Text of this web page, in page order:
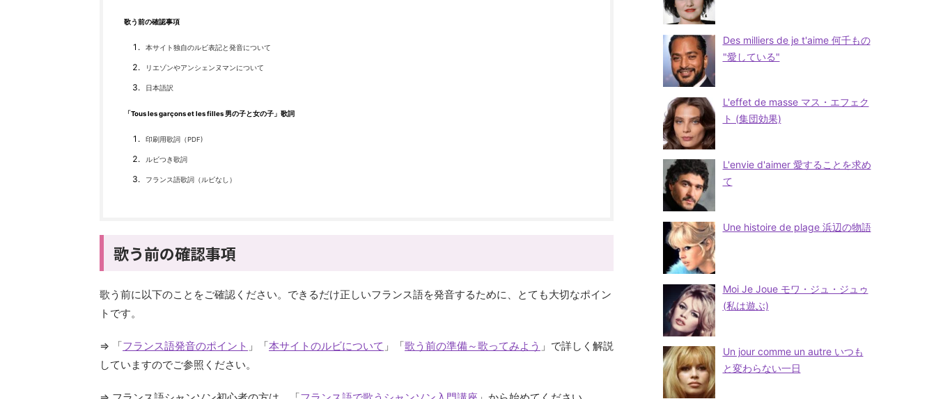
歌う前の確認事項
本サイト独自のルビ表記と発音について
リエゾンやアンシェンヌマンについて
日本語訳
「Tous les garçons et les filles 男の子と女の子」歌詞
印刷用歌詞（PDF)
ルビつき歌詞
フランス語歌詞（ルビなし）
歌う前の確認事項
歌う前に以下のことをご確認ください。できるだけ正しいフランス語を発音するために、とても大切なポイン
トです。
⇒ 「フランス語発音のポイント 」「本サイトのルビについて 」「歌う前の準備～歌ってみよう 」で詳しく解説
していますのでご参照ください。
Des milliers de je t'aime 何千もの
"愛している"
L'effet de masse マス・エフェク
ト (集団効果)
L'envie d'aimer 愛することを求め
て
Une histoire de plage 浜辺の物語
Moi Je Joue モワ・ジュ・ジュゥ
(私は遊ぶ)
Un jour comme un autre いつも
と変わらない一日